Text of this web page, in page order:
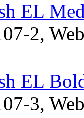
EL
2,
EL
3,